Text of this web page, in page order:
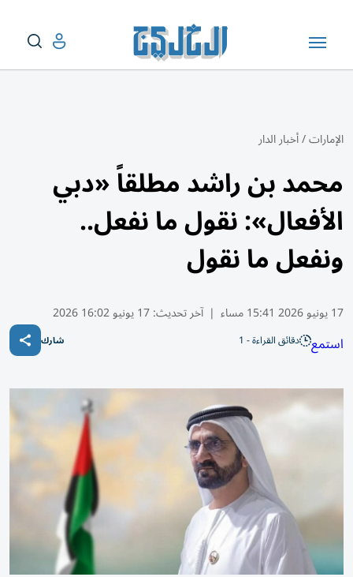
الإمارات/أخبار الدار
محمد بن راشد مطلقاً «دبي
الأفعال»: نقول ما نفعل..
ونفعل ما نقول
17 يونيو 2026 15:41 مساء | آخر تحديث:17 يونيو 16:02 2026
استمع دقائق القراءة - 1 شارك